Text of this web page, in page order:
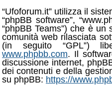
“Ufoforum.it” utilizza il
“phpBB software”,
“phpBB Teams”) che è
comunità web rilasciata
(in seguito “GPL”)
www.phpbb.com. Il
discussione internet,
dei contenuti e della
su phpBB: https://